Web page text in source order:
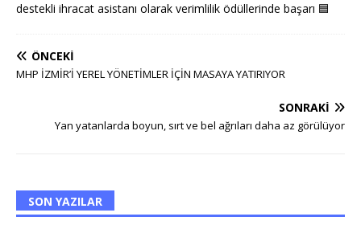
destekli ihracat asistanı olarak verimlilik ödüllerinde başarı 🟦
ÖNCEKI
MHP İZMİR’İ YEREL YÖNETİMLER İÇİN MASAYA YATIRIYOR
SONRAKI
Yan yatanlarda boyun, sırt ve bel ağrıları daha az görülüyor
SON YAZILAR